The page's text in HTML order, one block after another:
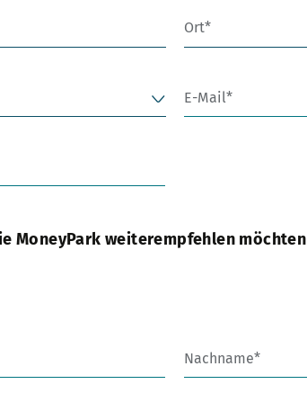
Ort
E-Mail
MoneyPark weiterempfehlen möchten
Nachname